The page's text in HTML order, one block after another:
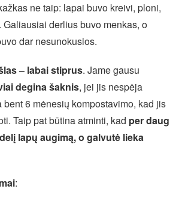
ne taip: lapai buvo kreivi, ploni,
derlius buvo menkas, o
dar nesunokusios.
– labai stiprus. Jame gausu
degina šaknis, jei jis nespėja
6 mėnesių kompostavimo, kad jis
Taip pat būtina atminti, kad per daug
lapų augimą, o galvutė lieka
: